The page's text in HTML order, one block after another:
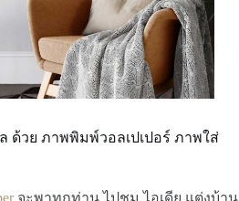
ด้วย ภาพพิมพ์วอลเปเปอร์ ภาพใส่
จะพาทุกท่าน ไปชม ไอเดีย แต่งบ้าน